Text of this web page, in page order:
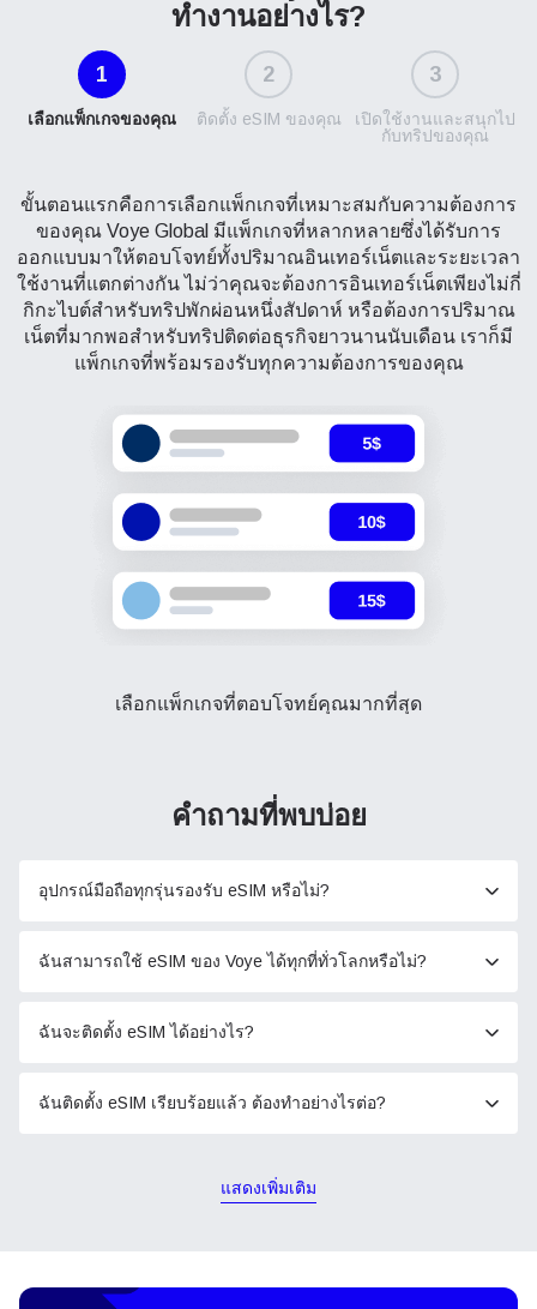
ทำงานอย่างไร?
1
เลือกแพ็กเกจของคุณ
2
ติดตั้ง eSIM ของคุณ
3
เปิดใช้งานและสนุกไป
กับทริปของคุณ
ขั้นตอนแรกคือการเลือกแพ็กเกจที่เหมาะสมกับความต้องการ
ของคุณ Voye Global มีแพ็กเกจที่หลากหลายซึ่งได้รับการ
ออกแบบมาให้ตอบโจทย์ทั้งปริมาณอินเทอร์เน็ตและระยะเวลา
ใช้งานที่แตกต่างกัน ไม่ว่าคุณจะต้องการอินเทอร์เน็ตเพียงไม่กี่
กิกะไบต์สำหรับทริปพักผ่อนหนึ่งสัปดาห์ หรือต้องการปริมาณ
เน็ตที่มากพอสำหรับทริปติดต่อธุรกิจยาวนานนับเดือน เราก็มี
แพ็กเกจที่พร้อมรองรับทุกความต้องการของคุณ
เลือกแพ็กเกจที่ตอบโจทย์คุณมากที่สุด
คำถามที่พบบ่อย
อุปกรณ์มือถือทุกรุ่นรองรับ eSIM หรือไม่?
ฉันสามารถใช้ eSIM ของ Voye ได้ทุกที่ทั่วโลกหรือไม่?
ฉันจะติดตั้ง eSIM ได้อย่างไร?
ฉันติดตั้ง eSIM เรียบร้อยแล้ว ต้องทำอย่างไรต่อ?
แสดงเพิ่มเติม